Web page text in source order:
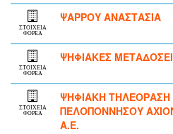
ΣΤΟΙΧΕΙΑ
ΦΟΡΕΑ
ΨΑΡΡΟΥ ΑΝΑΣΤΑΣΙΑ
ΣΤΟΙΧΕΙΑ
ΦΟΡΕΑ
ΨΗΦΙΑΚΕΣ
ΣΤΟΙΧΕΙΑ
ΦΟΡΕΑ
ΨΗΦΙΑΚΗ ΤΗΛΕΟΡΑΣΗ
ΠΕΛΟΠΟΝΝΗΣΟΥ
Α.Ε.